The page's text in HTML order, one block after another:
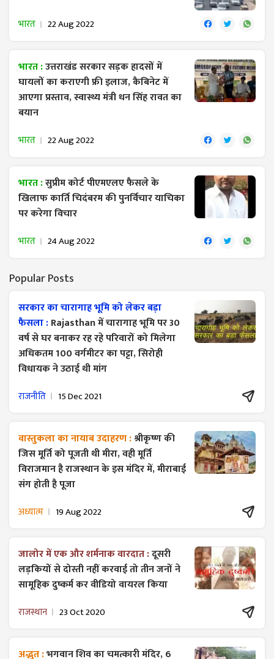
भारत 22 Aug 2022
भारत :उत्तराखंड सरकार सड़क हादसों में
घायलों का कराएगी फ्री इलाज, कैबिनेट में
आएगा प्रस्ताव, स्वास्थ्य मंत्री धन सिंह रावत का
बयान
भारत 22 Aug 2022
भारत :सुप्रीम कोर्ट पीएमएलए फैसले के
खिलाफ कार्ति चिदंबरम की पुनर्विचार याचिका
पर करेगा विचार
भारत 24 Aug 2022
Popular Posts
सरकार का चारागाह भूमि को लेकर बड़ा
फैसला :Rajasthan में चारागाह भूमि पर 30
वर्ष से घर बनाकर रह रहे परिवारों को मिलेगा
अधिकतम 100 वर्गमीटर का पट्टा, सिरोही
विधायक ने उठाई थी मांग
राजनीति 15 Dec 2021
वास्तुकला का नायाब उदाहरण :श्रीकृष्ण की
जिस मूर्ति को पूजती थी मीरा, वही मूर्ति
विराजमान है राजस्थान के इस मंदिर में, मीराबाई
संग होती है पूजा
अध्यात्म 19 Aug 2022
जालोर में एक और शर्मनाक वारदात :दूसरी
लड़कियों से दोस्ती नहीं करवाई तो तीन जनों ने
सामूहिक दुष्कर्म कर वीडियो वायरल किया
राजस्थान 23 Oct 2020
अद्भुत :भगवान शिव का चमत्कारी मंदिर, 6